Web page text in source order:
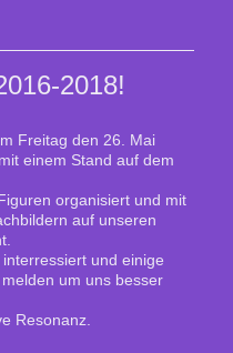
2018!
Freitag den 26. Mai
einem Stand auf dem
organisiert und mit
auf unseren
und einige
um uns besser
Resonanz.